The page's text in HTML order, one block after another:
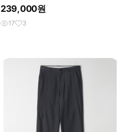
239,000원
17 3